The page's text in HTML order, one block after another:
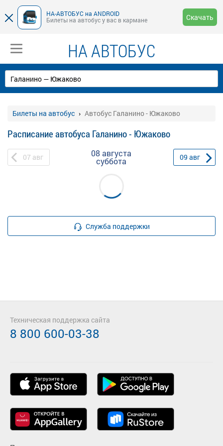
НА-АВТОБУС на ANDROID
Билеты на автобус у вас в кармане
Скачать
НА АВТОБУС
Билеты на автобус Автобус Галанино - Южаково
Расписание автобуса Галанино - Южаково
07 авг 08 августа
суббота 09 авг
Служба поддержки
Техническая поддержка сайта
8 800 600-03-38